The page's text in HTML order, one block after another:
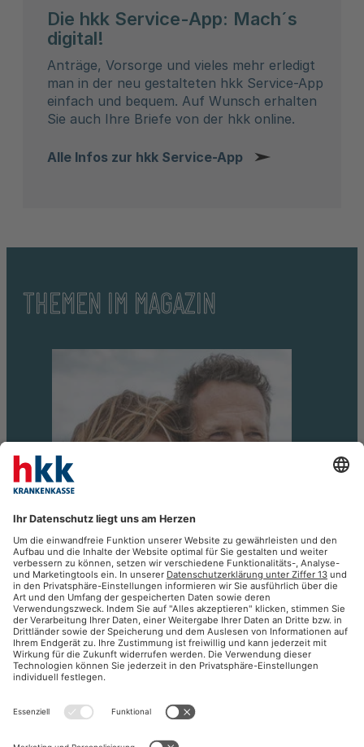
Die hkk Service-App: Mach´s
digital!
Anträge, Vorsorge und vieles mehr erledigt
man in der neu gestalteten hkk Service-App
einfach und bequem. Auf Wunsch erhalten
Sie auch Ihre Briefe von der hkk online.
Alle Infos zur hkk Service-App
THEMEN IM MAGAZIN